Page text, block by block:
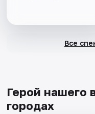
Все
Герой нашего
городах